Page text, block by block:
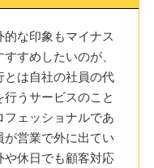
な印象もマイナス
すめしたいのが、
は自社の社員の代
うサービスのこと
ェッショナルであ
営業で外に出てい
や休日でも顧客対応